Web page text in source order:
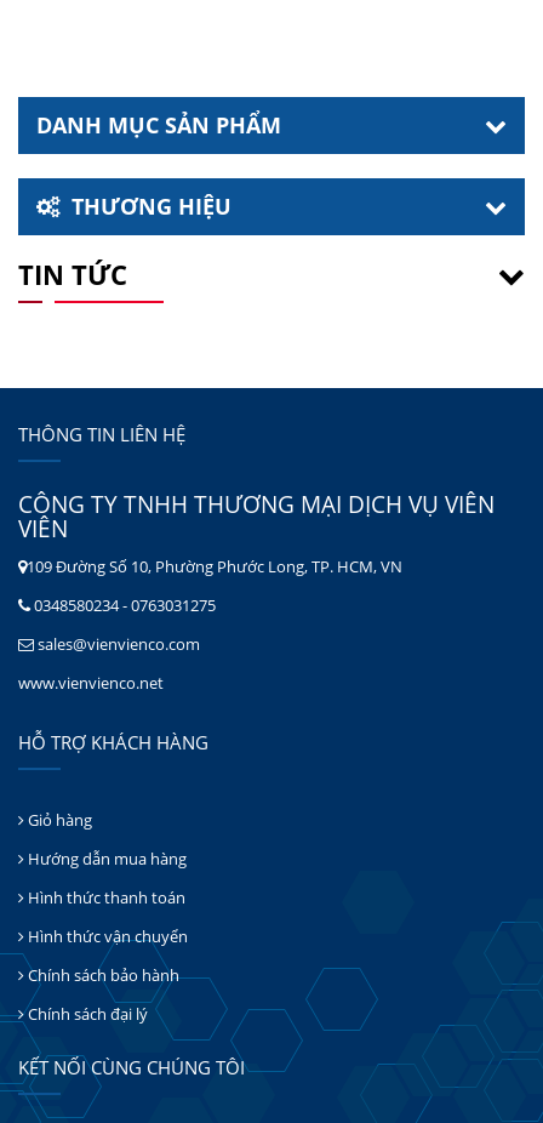
DANH MỤC SẢN PHẨM
THƯƠNG HIỆU
TIN TỨC
THÔNG TIN LIÊN HỆ
CÔNG TY TNHH THƯƠNG MẠI DỊCH VỤ VIÊN
VIÊN
109 Đường Số 10, Phường Phước Long, TP. HCM, VN
0348580234 - 0763031275
sales@vienvienco.com
www.vienvienco.net
HỖ TRỢ KHÁCH HÀNG
Giỏ hàng
Hướng dẫn mua hàng
Hình thức thanh toán
Hình thức vận chuyển
Chính sách bảo hành
Chính sách đại lý
KẾT NỐI CÙNG CHÚNG TÔI